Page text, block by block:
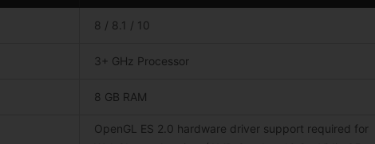
8 / 8.1 / 10
3+ GHz Processor
8 GB RAM
OpenGL ES 2.0 hardware driver support required for